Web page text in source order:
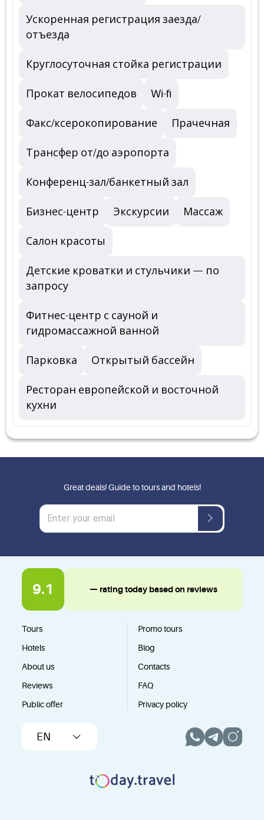
Ускоренная регистрация заезда/
отъезда
Круглосуточная стойка регистрации
Прокат велосипедов Wi-fi
Факс/ксерокопирование Прачечная
Трансфер от/до аэропорта
Конференц-зал/банкетный зал
Бизнес-центр Экскурсии Массаж
Салон красоты
Детские кроватки и стульчики — по
запросу
Фитнес-центр с сауной и
гидромассажной ванной
Парковка Открытый бассейн
Ресторан европейской и восточной
кухни
9.1 — rating today based on reviews
Tours
Promo tours
Hotels
Blog
About us
Contacts
Reviews
FAQ
Public offer
Privacy policy
EN
Great deals! Guide to tours and hotels!